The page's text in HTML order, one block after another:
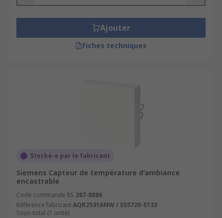
Ajouter
Fiches techniques
Stocké-e par le fabricant
Siemens Capteur de température d'ambiance
encastrable
Code commande RS 287-8886
Référence fabricantAQR2531ANW / S55720-S133
Sous-total (1 unité)